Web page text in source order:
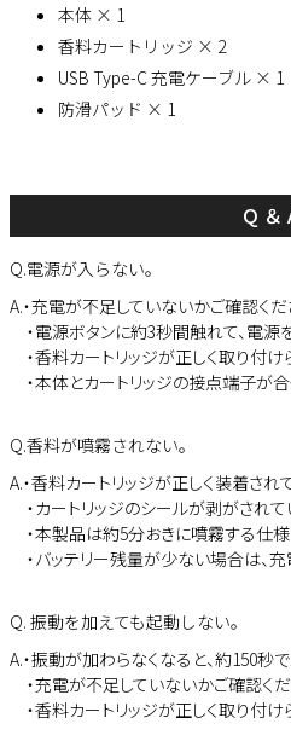
本体 × 1
香料カートリッジ × 2
USB Type-C 充電ケーブル × 1
防滑パッド × 1
Q ＆
Q.電源が入らない。
A.・充電が不足していないかご確認くだ
・電源ボタンに約3秒間触れて、電源
・香料カートリッジが正しく取り付
・本体とカートリッジの接点端子が
Q.香料が噴霧されない。
A.・香料カートリッジが正しく装着され
・カートリッジのシールが剥がされて
・本製品は約5分おきに噴霧する仕様
・バッテリー残量が少ない場合は、
Q. 振動を加えても起動しない。
A.・振動が加わらなくなると、約150秒
・充電が不足していないかご確認くだ
・香料カートリッジが正しく取り付